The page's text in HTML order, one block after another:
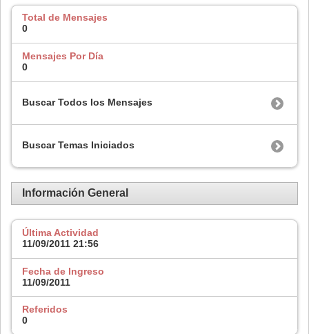
Total de Mensajes
0
Mensajes Por Día
0
Buscar Todos los Mensajes
Buscar Temas Iniciados
Información General
Última Actividad
11/09/2011 21:56
Fecha de Ingreso
11/09/2011
Referidos
0